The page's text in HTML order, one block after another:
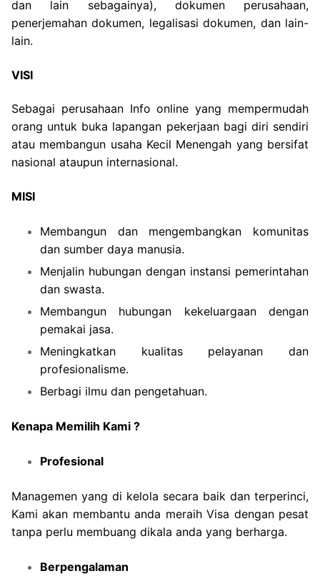
dan lain sebagainya), dokumen perusahaan,
penerjemahan dokumen, legalisasi dokumen, dan lain-
lain.
VISI
Sebagai perusahaan Info online yang mempermudah
orang untuk buka lapangan pekerjaan bagi diri sendiri
atau membangun usaha Kecil Menengah yang bersifat
nasional ataupun internasional.
MISI
Membangun dan mengembangkan komunitas
dan sumber daya manusia.
Menjalin hubungan dengan instansi pemerintahan
dan swasta.
Membangun hubungan kekeluargaan dengan
pemakai jasa.
Meningkatkan kualitas pelayanan dan
profesionalisme.
Berbagi ilmu dan pengetahuan.
Kenapa Memilih Kami ?
Profesional
Managemen yang di kelola secara baik dan terperinci,
Kami akan membantu anda meraih Visa dengan pesat
tanpa perlu membuang dikala anda yang berharga.
Berpengalaman